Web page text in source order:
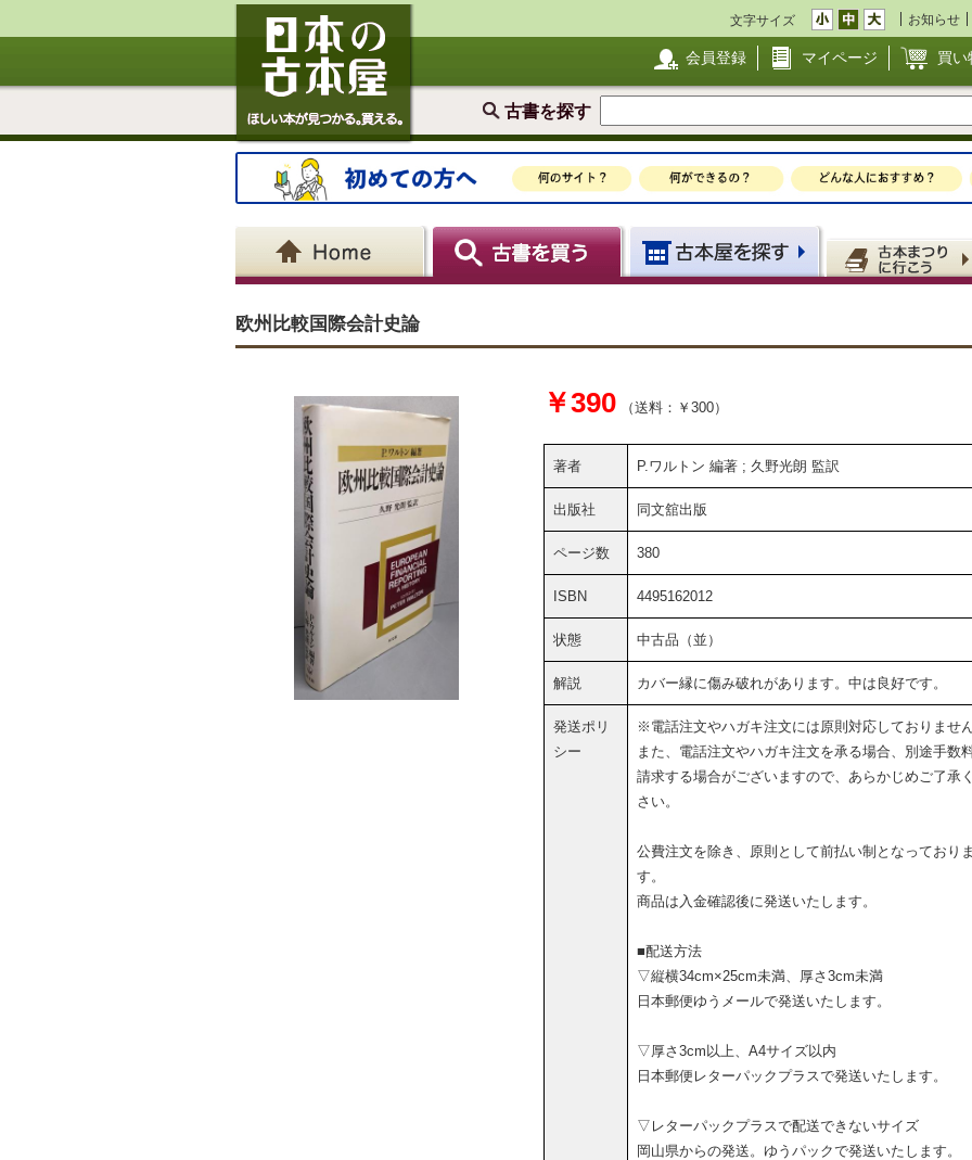
文字サイズ お知らせ
会員登録 マイページ 買い
古書を探す
欧州比較国際会計史論
￥390 （送料：￥300）
著者 P.ワルトン 編著 ; 久野光朗 監訳
出版社 同文舘出版
ページ数 380
ISBN 4495162012
状態 中古品（並）
解説 カバー縁に傷み破れがあります。中は良好です。
発送ポリ
シー
※電話注文やハガキ注文には原則対応しておりません
また、電話注文やハガキ注文を承る場合、別途手数
請求する場合がございますので、あらかじめご了承
さい。
公費注文を除き、原則として前払い制となっておりま
す。
商品は入金確認後に発送いたします。
■配送方法
▽縦横34cm×25cm未満、厚さ3cm未満
日本郵便ゆうメールで発送いたします。
▽厚さ3cm以上、A4サイズ以内
日本郵便レターパックプラスで発送いたします。
▽レターパックプラスで配送できないサイズ
岡山県からの発送。ゆうパックで発送いたします。